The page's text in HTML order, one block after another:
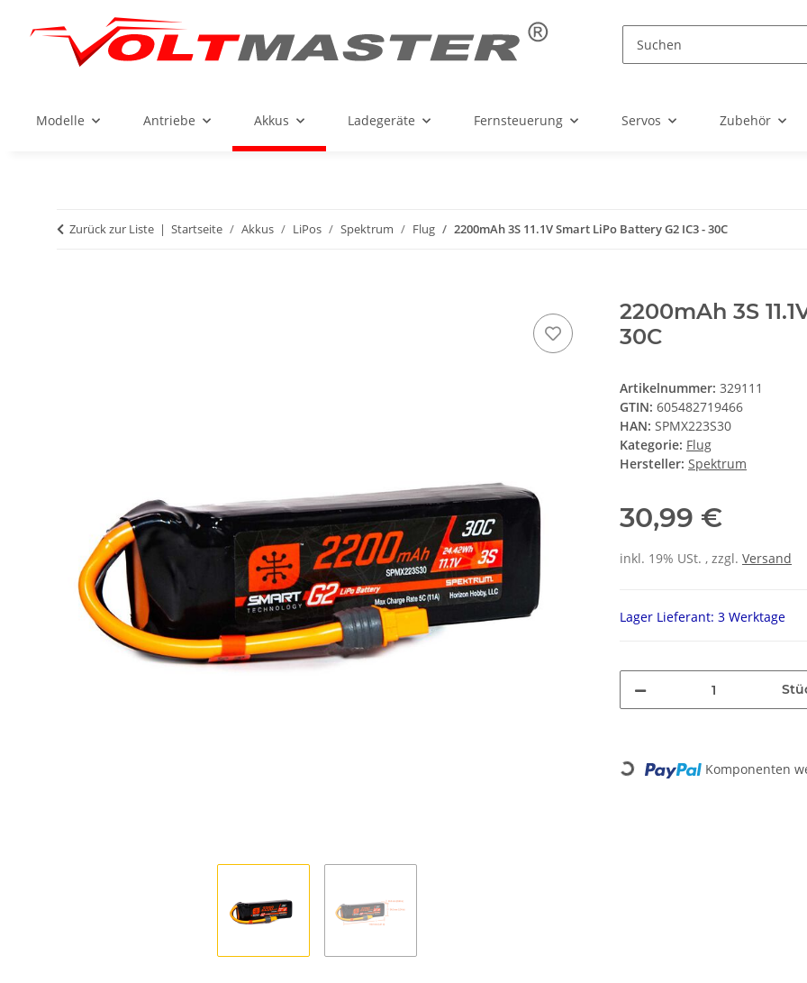
Modelle Antriebe Akkus Ladegeräte Fernsteuerung Servos Zubehör
Zurück zur Liste Startseite Akkus LiPos Spektrum Flug 2200mAh 3S 11.1V Smart LiPo Battery G2 IC3 - 30C
2200mAh 3S
30C
Artikelnummer: 329111
GTIN: 605482719466
HAN: SPMX223S30
Kategorie: Flug
Hersteller: Spektrum
30,99 €
inkl. 19% USt. , zzgl. Versand
Lager Lieferant: 3 Werktage
Loading... Komponenten